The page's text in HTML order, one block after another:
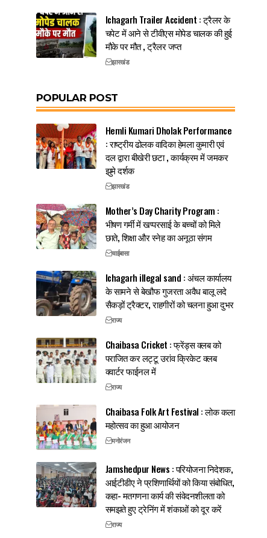
Ichagarh Trailer Accident : ट्रैलर के
चपेट में आने से टीवीएस मोपेड चालक की हुई
मौके पर मौत , ट्रैलर जप्त
झारखंड
POPULAR POST
Hemli Kumari Dholak Performance
: राष्ट्रीय ढोलक वादिका हेमला कुमारी एवं
दल द्वारा बीखेरी छटा , कार्यक्रम में जमकर
झुमे दर्शक
झारखंड
Mother’s Day Charity Program :
भीषण गर्मी में खप्परसाई के बच्चों को मिले
छाते, शिक्षा और स्नेह का अनूठा संगम
चाईबासा
Ichagarh illegal sand : अंचल कार्यालय
के सामने से बेखौफ गुजरता अवैध बालू लदे
सैकड़ों ट्रैक्टर, राहगीरों को चलना हुआ दुभर
राज्य
Chaibasa Cricket : फ्रेंड्स क्लब को
पराजित कर लट्टू उरांव क्रिकेट क्लब
क्वार्टर फाईनल में
राज्य
Chaibasa Folk Art Festival : लोक कला
महोत्सव का हुआ आयोजन
मनोरंजन
Jamshedpur News : परियोजना निदेशक,
आईटीडीए ने प्रशिणार्थियों को किया संबोधित,
कहा- मतगणना कार्य की संवेदनशीलता को
समझते हुए ट्रेनिंग में शंकाओं को दूर करें
राज्य